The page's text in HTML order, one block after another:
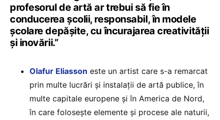
profesorul de artă ar trebui să fie în
conducerea școlii, responsabil, în modele
școlare depășite, cu încurajarea creativității
și inovării.”
Olafur Eliasson este un artist care s-a remarcat
prin multe lucrări și instalații de artă publice, în
multe capitale europene și în America de Nord,
în care folosește elemente și procese ale naturii,